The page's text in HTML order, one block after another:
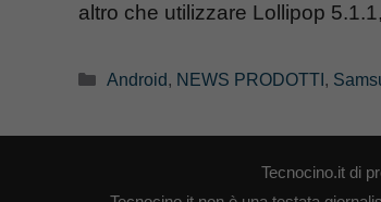
altro che utilizzare Lollipop
Categorie
Android, NEWS PRODOTTI ,
Tecnocino.it di